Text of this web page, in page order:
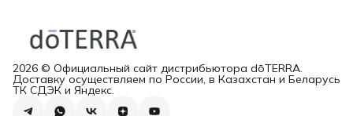
2026 © Официальный сайт дистрибьютора dōTERRA.
Доставку осуществляем по России, в Казахстан и Беларусь
ТК СДЭК и Яндекс.